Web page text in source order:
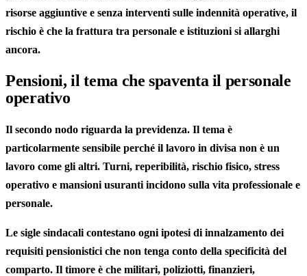
risorse aggiuntive e senza interventi sulle indennità operative, il
rischio è che la frattura tra personale e istituzioni si allarghi
ancora.
Pensioni, il tema che spaventa il personale
operativo
Il secondo nodo riguarda la previdenza. Il tema è
particolarmente sensibile perché il lavoro in divisa non è un
lavoro come gli altri. Turni, reperibilità, rischio fisico, stress
operativo e mansioni usuranti incidono sulla vita professionale e
personale.
Le sigle sindacali contestano ogni ipotesi di innalzamento dei
requisiti pensionistici che non tenga conto della specificità del
comparto. Il timore è che militari, poliziotti, finanzieri,